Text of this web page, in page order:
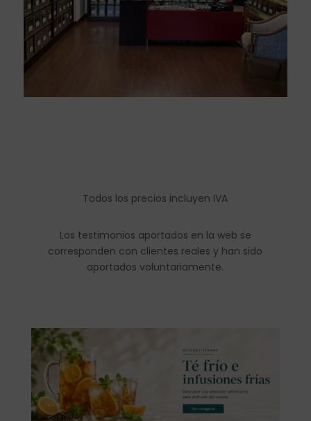
Todos los precios incluyen IVA
Los testimonios aportados en la web se
corresponden con clientes reales y han sido
aportados voluntariamente.